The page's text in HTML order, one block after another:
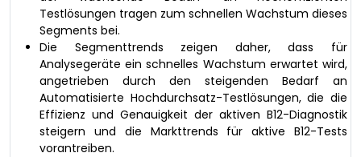
Testlösungen tragen zum schnellen Wachstum dieses
Segments bei.
Die Segmenttrends zeigen daher, dass für
Analysegeräte ein schnelles Wachstum erwartet wird,
angetrieben durch den steigenden Bedarf an
Automatisierte Hochdurchsatz-Testlösungen, die die
Effizienz und Genauigkeit der aktiven B12-Diagnostik
steigern und die Markttrends für aktive B12-Tests
vorantreiben.